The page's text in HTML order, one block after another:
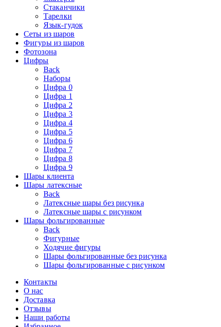
Стаканчики
Тарелки
Язык-гудок
Сеты из шаров
Фигуры из шаров
Фотозона
Цифры
Back
Наборы
Цифра 0
Цифра 1
Цифра 2
Цифра 3
Цифра 4
Цифра 5
Цифра 6
Цифра 7
Цифра 8
Цифра 9
Шары клиента
Шары латексные
Back
Латексные шары без рисунка
Латексные шары с рисунком
Шары фольгированные
Back
Фигурные
Ходячие фигуры
Шары фольгированные без рисунка
Шары фольгированные с рисунком
Контакты
О нас
Доставка
Отзывы
Наши работы